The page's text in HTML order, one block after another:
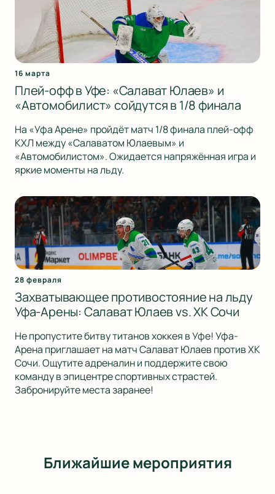
16 марта
Плей-офф в Уфе: «Салават Юлаев» и
«Автомобилист» сойдутся в 1/8 финала
На «Уфа Арене» пройдёт матч 1/8 финала плей-офф
КХЛ между «Салаватом Юлаевым» и
«Автомобилистом». Ожидается напряжённая игра и
яркие моменты на льду.
28 февраля
Захватывающее противостояние на льду
Уфа-Арены: Салават Юлаев vs. ХК Сочи
Не пропустите битву титанов хоккея в Уфе! Уфа-
Арена приглашает на матч Салават Юлаев против ХК
Сочи. Ощутите адреналин и поддержите свою
команду в эпицентре спортивных страстей.
Забронируйте места заранее!
Ближайшие мероприятия